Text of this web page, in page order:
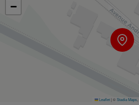
−
Leaflet| ©Stadia Maps